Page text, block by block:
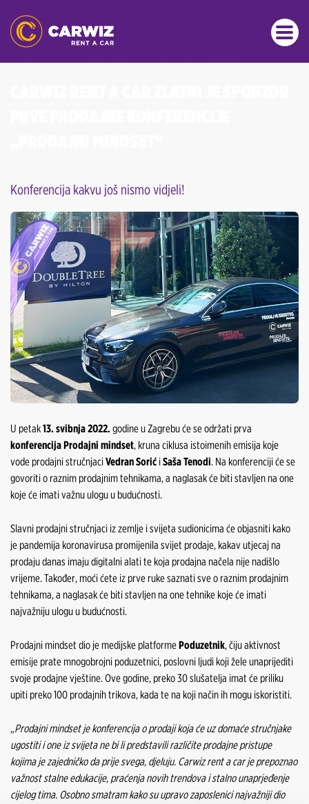
Konferencija kakvu još nismo vidjeli!
U petak13. svibnja 2022.godine u Zagrebu će se održati prva
konferencija Prodajni mindset, kruna ciklusa istoimenih emisija koje
vode prodajni stručnjaciVedran Sorić iSaša Tenodi. Na konferenciji će se
govoriti o raznim prodajnim tehnikama, a naglasak će biti stavljen na one
koje će imati važnu ulogu u budućnosti.
Slavni prodajni stručnjaci iz zemlje i svijeta sudionicima će objasniti kako
je pandemija koronavirusa promijenila svijet prodaje, kakav utjecaj na
prodaju danas imaju digitalni alati te koja prodajna načela nije nadišlo
vrijeme. Također, moći ćete iz prve ruke saznati sve o raznim prodajnim
tehnikama, a naglasak će biti stavljen na one tehnike koje će imati
najvažniju ulogu u budućnosti.
Prodajni mindset dio je medijske platformePoduzetnik, čiju aktivnost
emisije prate mnogobrojni poduzetnici, poslovni ljudi koji žele unaprijediti
svoje prodajne vještine. Ove godine, preko 30 slušatelja imat će priliku
upiti preko 100 prodajnih trikova, kada te na koji način ih mogu iskoristiti.
„Prodajni mindset je konferencija o prodaji koja će uz domaće stručnjake
ugostiti i one iz svijeta ne bi li predstavili različite prodajne pristupe
kojima je zajedničko da prije svega, djeluju. Carwiz rent a car je prepoznao
važnost stalne edukacije, praćenja novih trendova i stalno unaprjeđenje
cijelog tima. Osobno smatram kako su upravo zaposlenici najvažniji dio